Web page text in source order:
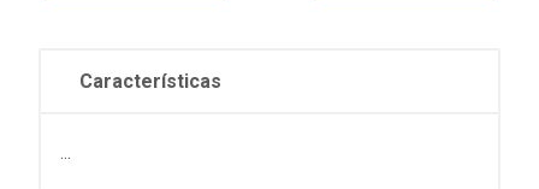
Características
...